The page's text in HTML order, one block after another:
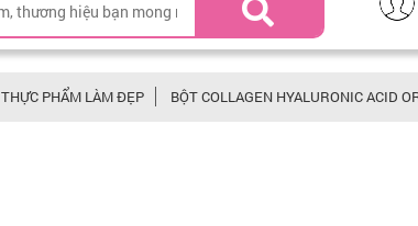
THỰC PHẨM LÀM ĐẸP BỘT COLLAGEN HYALURONIC ACID